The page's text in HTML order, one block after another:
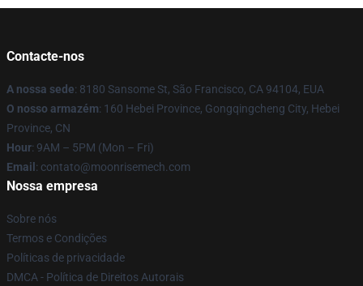
Contacte-nos
A nossa sede: 8180 Sansome St, São Francisco, CA 94104, EUA
O nosso armazém: 160 Hebei Province, Gongqingcheng City, Hebei
Province, CN
Hour: 9AM – 5PM (Mon – Fri)
Email : contato@moonrisemech.com
Nossa empresa
Sobre nós
Termos e Condições
Políticas de privacidade
DMCA - Política de Direitos Autorais